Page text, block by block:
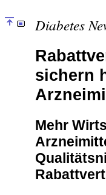
Diabetes
sichern
Mehr